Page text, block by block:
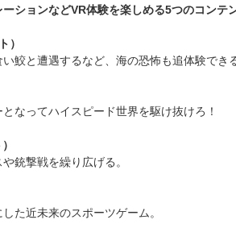
ションなどVR体験を楽しめる5つのコンテ
）
鮫と遭遇するなど、海の恐怖も追体験でき
なってハイスピード世界を駆け抜けろ！
銃撃戦を繰り広げる。
た近未来のスポーツゲーム。